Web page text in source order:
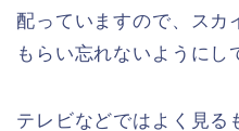
配っていますので、スカ
もらい忘れないようにし
テレビなどではよく見る